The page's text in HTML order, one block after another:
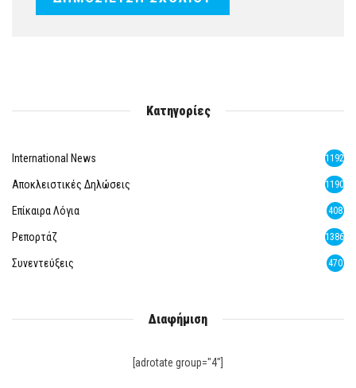
Κατηγορίες
International News 1192
Αποκλειστικές Δηλώσεις 1190
Επίκαιρα Λόγια 408
Ρεπορτάζ 1386
Συνεντεύξεις 470
Διαφήμιση
[adrotate group="4"]